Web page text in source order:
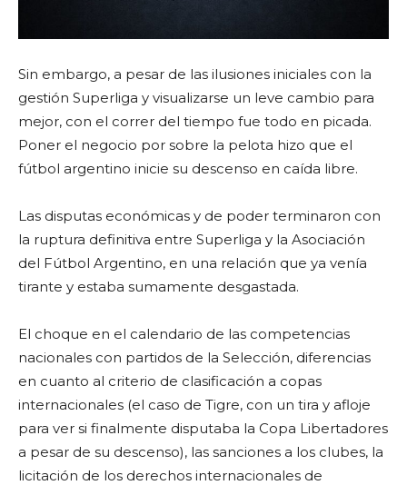
Sin embargo, a pesar de las ilusiones iniciales con la
gestión Superliga y visualizarse un leve cambio para
mejor, con el correr del tiempo fue todo en picada.
Poner el negocio por sobre la pelota hizo que el
fútbol argentino inicie su descenso en caída libre.
Las disputas económicas y de poder terminaron con
la ruptura definitiva entre Superliga y la Asociación
del Fútbol Argentino, en una relación que ya venía
tirante y estaba sumamente desgastada.
El choque en el calendario de las competencias
nacionales con partidos de la Selección, diferencias
en cuanto al criterio de clasificación a copas
internacionales (el caso de Tigre, con un tira y afloje
para ver si finalmente disputaba la Copa Libertadores
a pesar de su descenso), las sanciones a los clubes, la
licitación de los derechos internacionales de